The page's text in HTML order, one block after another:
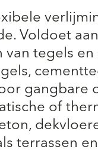
Voldoet
van tegels
of
terrassen